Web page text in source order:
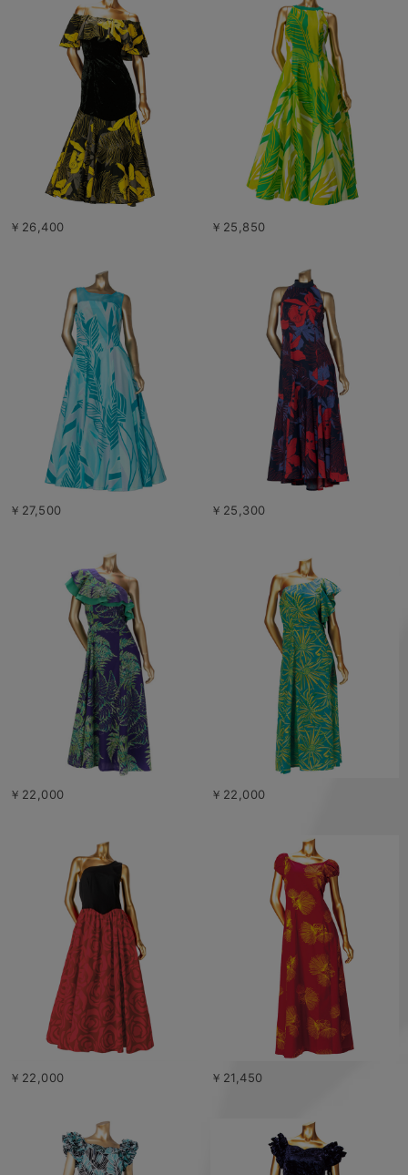
￥26,400 ￥25,850
￥27,500 ￥25,300
￥22,000 ￥22,000
￥22,000 ￥21,450